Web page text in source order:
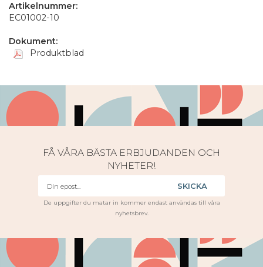
Artikelnummer:
EC01002-10
Dokument:
Produktblad
FÅ VÅRA BÄSTA ERBJUDANDEN OCH
NYHETER!
SKICKA
De uppgifter du matar in kommer endast användas till våra
nyhetsbrev.